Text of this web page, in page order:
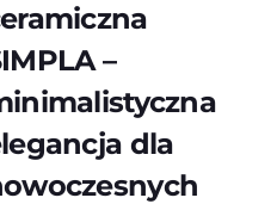
–
dla